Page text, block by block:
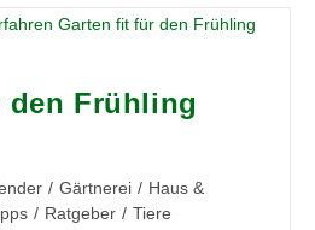
den Frühling
/ Gärtnerei / Haus &
/ Ratgeber / Tiere